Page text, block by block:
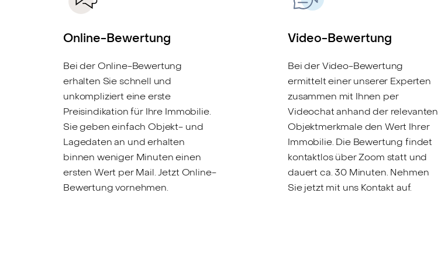
Online-Bewertung
Bei der Online-Bewertung
erhalten Sie schnell und
unkompliziert eine erste
Preisindikation für Ihre Immobilie.
Sie geben einfach Objekt- und
Lagedaten an und erhalten
binnen weniger Minuten einen
ersten Wert per Mail. Jetzt Online-
Bewertung vornehmen.
Video-Bewertung
Bei der Video-Bewertung
ermittelt einer unserer Experten
zusammen mit Ihnen per
Videochat anhand der relevanten
Objektmerkmale den Wert Ihrer
Immobilie. Die Bewertung findet
kontaktlos über Zoom statt und
dauert ca. 30 Minuten. Nehmen
Sie jetzt mit uns Kontakt auf.